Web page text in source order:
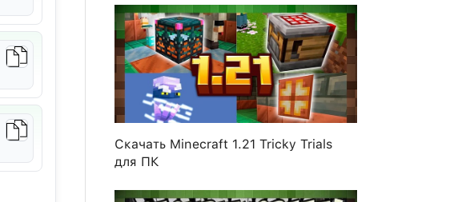
Скачать Minecraft 1.21 Tricky Trials
для ПК